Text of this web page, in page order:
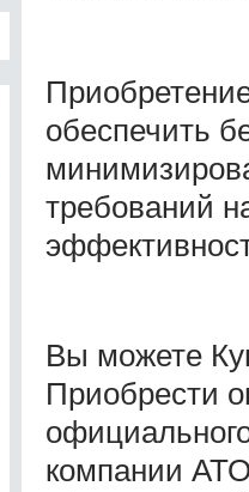
обеспечить
требований
Вы можете
Приобрести
компании